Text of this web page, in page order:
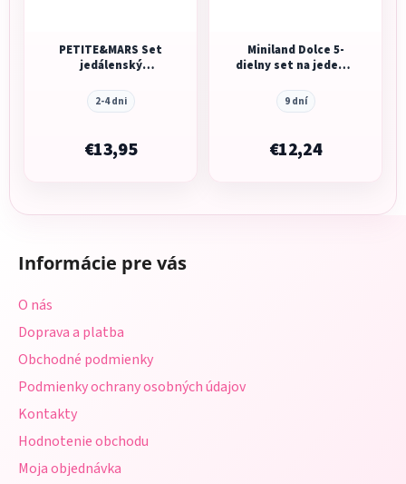
PETITE&MARS Set
jedálenský
TAKE&MATCH 2 ks
miska + príbor
2-4 dni
€13,95
Miniland Dolce 5-
dielny set na jedenie
mätový
9 dní
€12,24
Informácie pre vás
O nás
Doprava a platba
Obchodné podmienky
Podmienky ochrany osobných údajov
Kontakty
Hodnotenie obchodu
Moja objednávka